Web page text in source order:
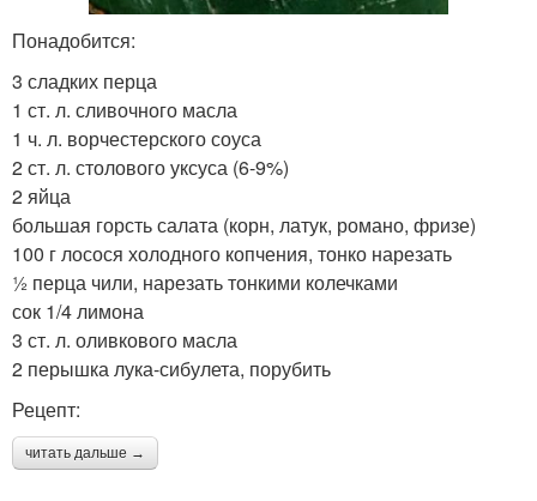
Понадобится:
3 сладких перца
1 ст. л. сливочного масла
1 ч. л. ворчестерского соуса
2 ст. л. столового уксуса (6-9%)
2 яйца
большая горсть салата (корн, латук, романо, фризе)
100 г лосося холодного копчения, тонко нарезать
½ перца чили, нарезать тонкими колечками
сок 1/4 лимона
3 ст. л. оливкового масла
2 перышка лука-сибулета, порубить
Рецепт:
читать дальше →